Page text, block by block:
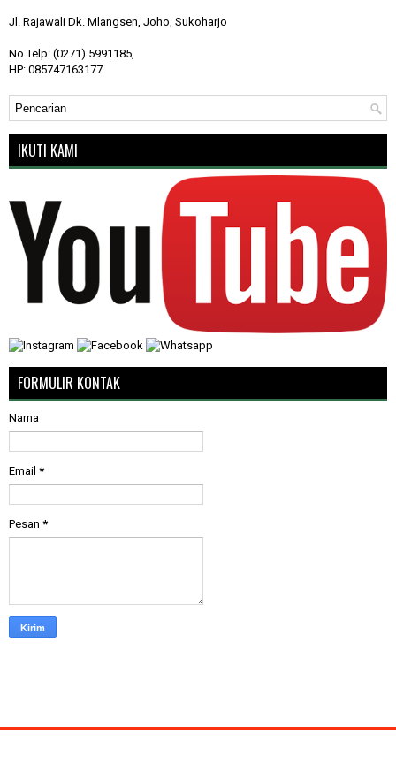
Jl. Rajawali Dk. Mlangsen, Joho, Sukoharjo
No.Telp: (0271) 5991185,
HP: 085747163177
IKUTI KAMI
FORMULIR KONTAK
Nama
Email *
Pesan *